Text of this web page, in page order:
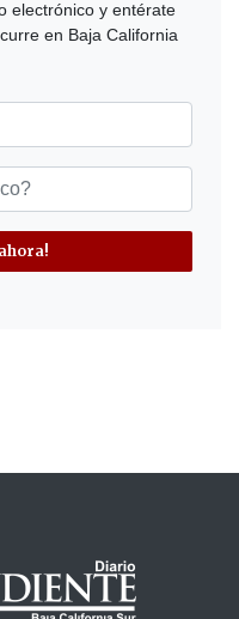
electrónico y entérate
en Baja California